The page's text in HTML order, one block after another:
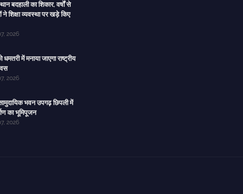
बदहाली का शिकार, वर्षों से
ने शिक्षा व्यवस्था पर खड़े किए
2026
में मनाया जाएगा राष्ट्रीय
2026
भवन उपगढ़ छिपली में
का भूमिपूजन
2026